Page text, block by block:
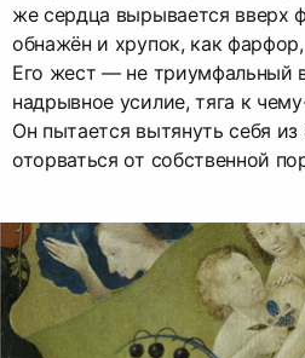
же сердца вырывается вверх
обнажён и хрупок, как
Его жест — не триумфальный
надрывное усилие, тяга к
Он пытается вытянуть себя из
оторваться от собственной